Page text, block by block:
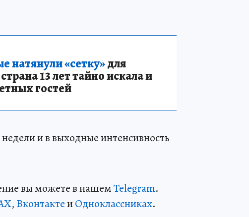
натянули «сетку»для
13 лет тайно искала и
гостей
и в выходные интенсивность
вы можете в нашемTelegram.
, ВконтактеиОдноклассниках.